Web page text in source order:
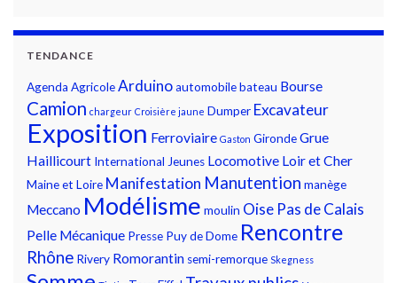
TENDANCE
Agenda AgricoleArduinoautomobilebateau Bourse
Camion chargeur Croisière jaune Dumper Excavateur
Exposition Ferroviaire Gaston GirondeGrue
Haillicourt International Jeunes Locomotive Loir et Cher
Maine et Loire Manifestation Manutention manège
Meccano Modélisme moulin Oise Pas de Calais
Pelle Mécanique Presse Puy de Dome Rencontre
Rhône Rivery Romorantin semi-remorque Skegness